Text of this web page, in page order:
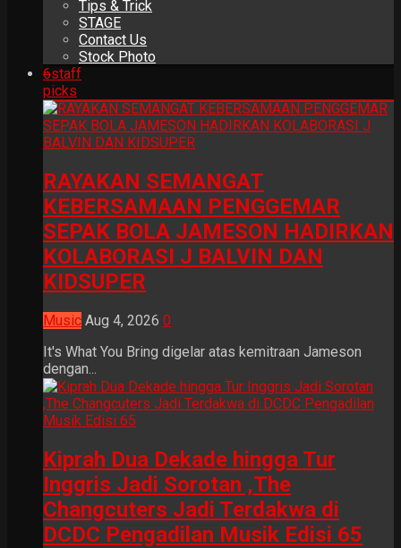
Tips & Trick
STAGE
Contact Us
Stock Photo
6staff
picks
RAYAKAN SEMANGAT
KEBERSAMAAN PENGGEMAR
SEPAK BOLA JAMESON HADIRKAN
KOLABORASI J BALVIN DAN
KIDSUPER
Music Aug 4, 2026 0
It's What You Bring digelar atas kemitraan Jameson
dengan...
Kiprah Dua Dekade hingga Tur
Inggris Jadi Sorotan ,The
Changcuters Jadi Terdakwa di
DCDC Pengadilan Musik Edisi 65